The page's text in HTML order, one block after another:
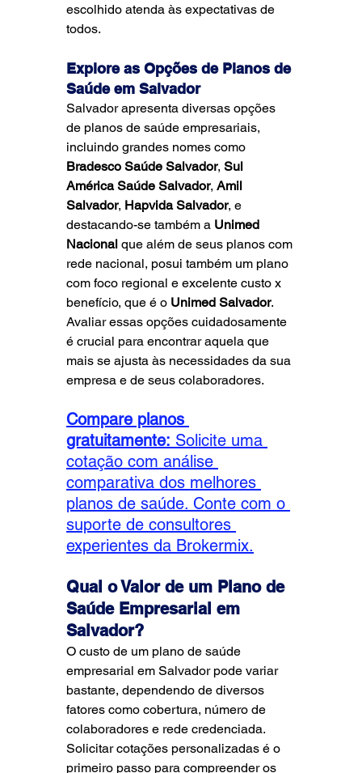
escolhido atenda às expectativas de
todos.
Explore as Opções de Planos de
Saúde em Salvador
Salvador apresenta diversas opções
de planos de saúde empresariais,
incluindo grandes nomes como
Bradesco Saúde Salvador, Sul
América Saúde Salvador, Amil
Salvador, Hapvida Salvador, e
destacando-se também a Unimed
Nacional que além de seus planos com
rede nacional, posui também um plano
com foco regional e excelente custo x
benefício, que é o Unimed Salvador.
Avaliar essas opções cuidadosamente
é crucial para encontrar aquela que
mais se ajusta às necessidades da sua
empresa e de seus colaboradores.
Compare planos
gratuitamente: Solicite uma
cotação com análise
comparativa dos melhores
planos de saúde. Conte com o
suporte de consultores
experientes da Brokermix.
Qual o Valor de um Plano de
Saúde Empresarial em
Salvador?
O custo de um plano de saúde
empresarial em Salvador pode variar
bastante, dependendo de diversos
fatores como cobertura, número de
colaboradores e rede credenciada.
Solicitar cotações personalizadas é o
primeiro passo para compreender os